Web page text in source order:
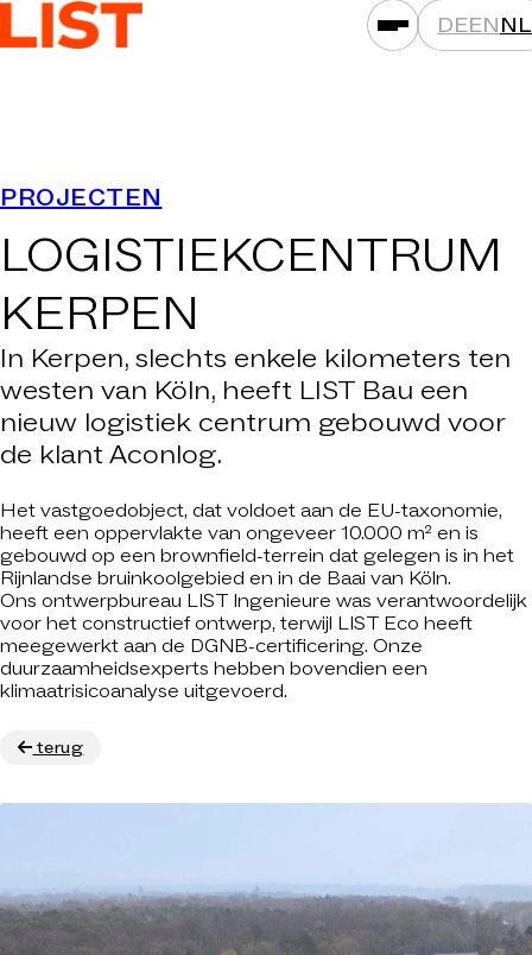
DEENNL
ASSETKLASSEN
LOCATIES
PROJECTEN
NIEUWS
MAATSCHAPPIJEN
DAT IS LIST
CARRIÈRE
CONTACT
PROJECTEN
LOGISTIEKCENTRUM
KERPEN
In Kerpen, slechts enkele kilometers ten
westen van Köln, heeft LIST Bau een
nieuw logistiek centrum gebouwd voor
de klant Aconlog.
Het vastgoedobject, dat voldoet aan de EU-taxonomie,
heeft een oppervlakte van ongeveer 10.000 m² en is
gebouwd op een brownfield-terrein dat gelegen is in het
Rijnlandse bruinkoolgebied en in de Baai van Köln.
Ons ontwerpbureau LIST Ingenieure was verantwoordelijk
voor het constructief ontwerp, terwijl LIST Eco heeft
meegewerkt aan de DGNB-certificering. Onze
duurzaamheidsexperts hebben bovendien een
klimaatrisicoanalyse uitgevoerd.
terug